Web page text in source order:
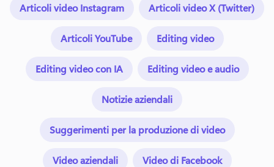
Articoli video Instagram Articoli video X (Twitter)
Articoli YouTube Editing video
Editing video con IA Editing video e audio
Notizie aziendali
Suggerimenti per la produzione di video
Video aziendali Video di Facebook